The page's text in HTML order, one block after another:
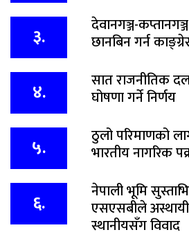
३. देवानगञ्ज-
छानबिन गर्न
४. सात राजनीतिक
घोषणा गर्ने निर्णय
५. ठुलो परिमाणको
भारतीय नागरिक
६. नेपाली भूमि
एसएसबीले
स्थानीयसँग विवाद